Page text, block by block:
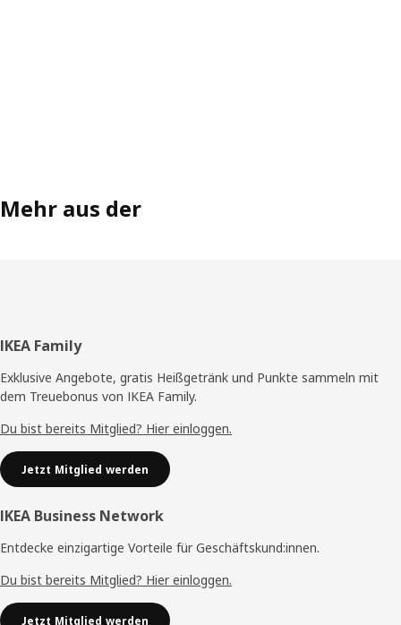
Mehr aus der
Fußzeile
IKEA Family
Exklusive Angebote, gratis Heißgetränk und Punkte sammeln mit
dem Treuebonus von IKEA Family.
Du bist bereits Mitglied? Hier einloggen.
Jetzt Mitglied werden
IKEA Business Network
Entdecke einzigartige Vorteile für Geschäftskund:innen.
Du bist bereits Mitglied? Hier einloggen.
Jetzt Mitglied werden